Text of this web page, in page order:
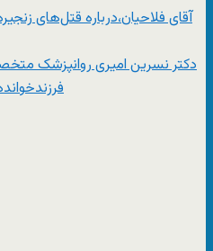
آقای فلاحیان،درباره قتل‌های
دکتر نسرین امیری روانپزشک